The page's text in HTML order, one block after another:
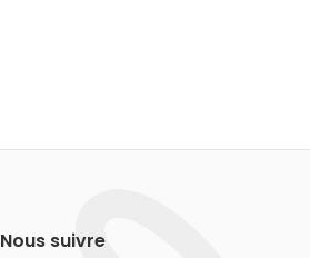
Nous suivre